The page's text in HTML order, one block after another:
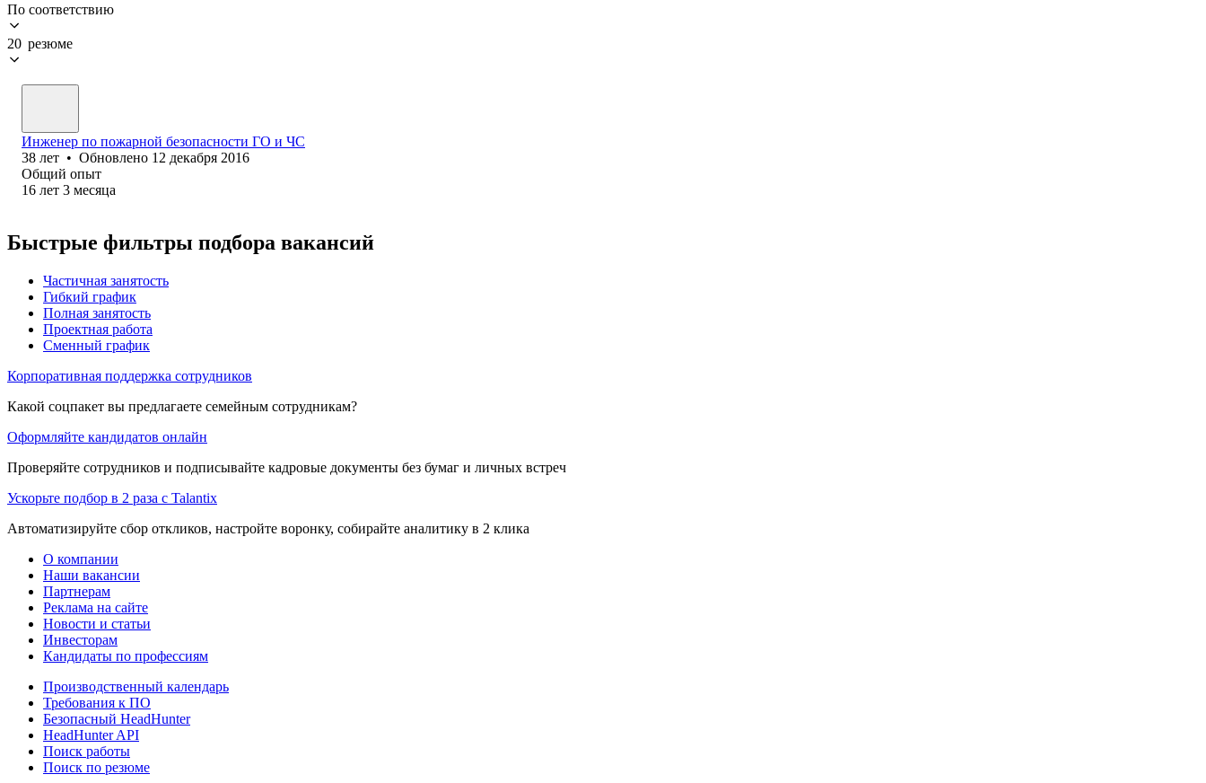
По соответствию
20 резюме
Инженер по пожарной безопасности ГО и ЧС
38 лет • Обновлено 12 декабря 2016
Общий опыт
16 лет 3 месяца
Быстрые фильтры подбора вакансий
Частичная занятость
Гибкий график
Полная занятость
Проектная работа
Сменный график
Корпоративная поддержка сотрудников
Какой соцпакет вы предлагаете семейным сотрудникам?
Оформляйте кандидатов онлайн
Проверяйте сотрудников и подписывайте кадровые документы без бумаг и личных встреч
Ускорьте подбор в 2 раза с Talantix
Автоматизируйте сбор откликов, настройте воронку, собирайте аналитику в 2 клика
О компании
Наши вакансии
Партнерам
Реклама на сайте
Новости и статьи
Инвесторам
Кандидаты по профессиям
Производственный календарь
Требования к ПО
Безопасный HeadHunter
HeadHunter API
Поиск работы
Поиск по резюме